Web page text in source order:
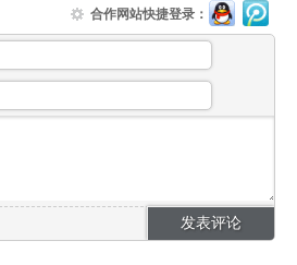
合作网站快捷登录：